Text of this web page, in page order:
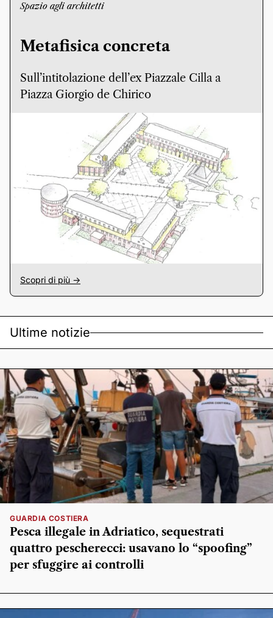
Spazio agli architetti
Metafisica concreta
Sull’intitolazione dell’ex Piazzale Cilla a
Piazza Giorgio de Chirico
Scopri di più ->
Ultime notizie
GUARDIA COSTIERA
Pesca illegale in Adriatico, sequestrati
quattro pescherecci: usavano lo “spoofing”
per sfuggire ai controlli